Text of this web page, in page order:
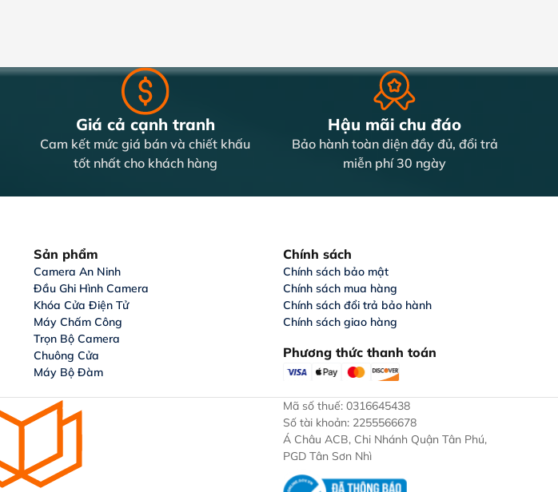
Giá cả cạnh tranh
Cam kết mức giá bán và chiết khấu
tốt nhất cho khách hàng
Hậu mãi chu đáo
Bảo hành toàn diện đầy đủ, đổi trả
miễn phí 30 ngày
Sản phẩm
Camera An Ninh
Đầu Ghi Hình Camera
Khóa Cửa Điện Tử
Máy Chấm Công
Trọn Bộ Camera
Chuông Cửa
Máy Bộ Đàm
Chính sách
Chính sách bảo mật
Chính sách mua hàng
Chính sách đổi trả bảo hành
Chính sách giao hàng
Phương thức thanh toán
Mã số thuế: 0316645438
Số tài khoản: 2255566678
Á Châu ACB, Chi Nhánh Quận Tân Phú,
PGD Tân Sơn Nhì